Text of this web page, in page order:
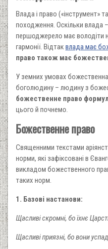
Влада і право («інструмент»
походження. Оскільки влада –
першоджерело має володіти
гармонії. Відтаквлада має
право також має
У земних умовах
боголюдину – людину з
божественне право
цього й почнемо.
Божественне право
Священними текстами
норми, які зафіксовані в
викладом божественного
таких норм.
1. Базові настанови:
Щасливі скромні, бо їхнє
Щасливі приязні, бо вони